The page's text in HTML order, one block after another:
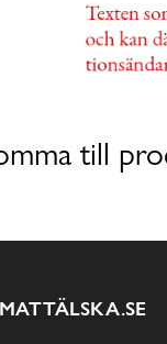
till